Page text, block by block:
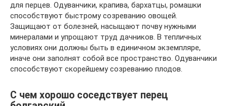
для перцев. Одуванчики, крапива, бархатцы, ромашки
способствуют быстрому созреванию овощей.
Защищают от болезней, насыщают почву нужными
минералами и упрощают труд дачников. В тепличных
условиях они должны быть в единичном экземпляре,
иначе они заполнят собой все пространство. Одуванчики
способствуют скорейшему созреванию плодов.
С чем хорошо соседствует перец